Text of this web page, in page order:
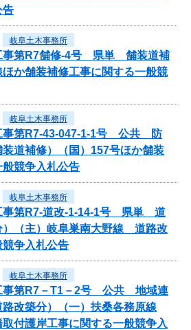
告
岐阜土木事務所
事第R7舗修-4号 県単 舗装道補
か舗装補修工事に関する一般競
岐阜土木事務所
事第R7-43-047-1-1号 公共 防
道補修）（国）157号ほか舗装
競争入札公告
岐阜土木事務所
事第R7-道改-1-14-1号 県単 道
）（主）岐阜巣南大野線 道路改
競争入札公告
岐阜土木事務所
事第R7－T1－2号 公共 地域連
改築分）（一）扶桑各務原線
取付護岸工事に関する一般競争入